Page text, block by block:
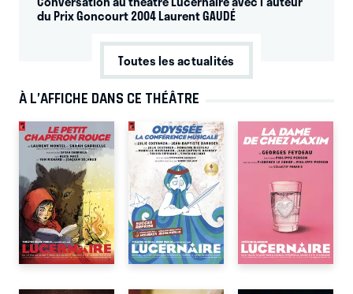
du Prix Goncourt 2004 Laurent GAUDÉ
Toutes les actualités
À L’AFFICHE DANS CE THÉÂTRE